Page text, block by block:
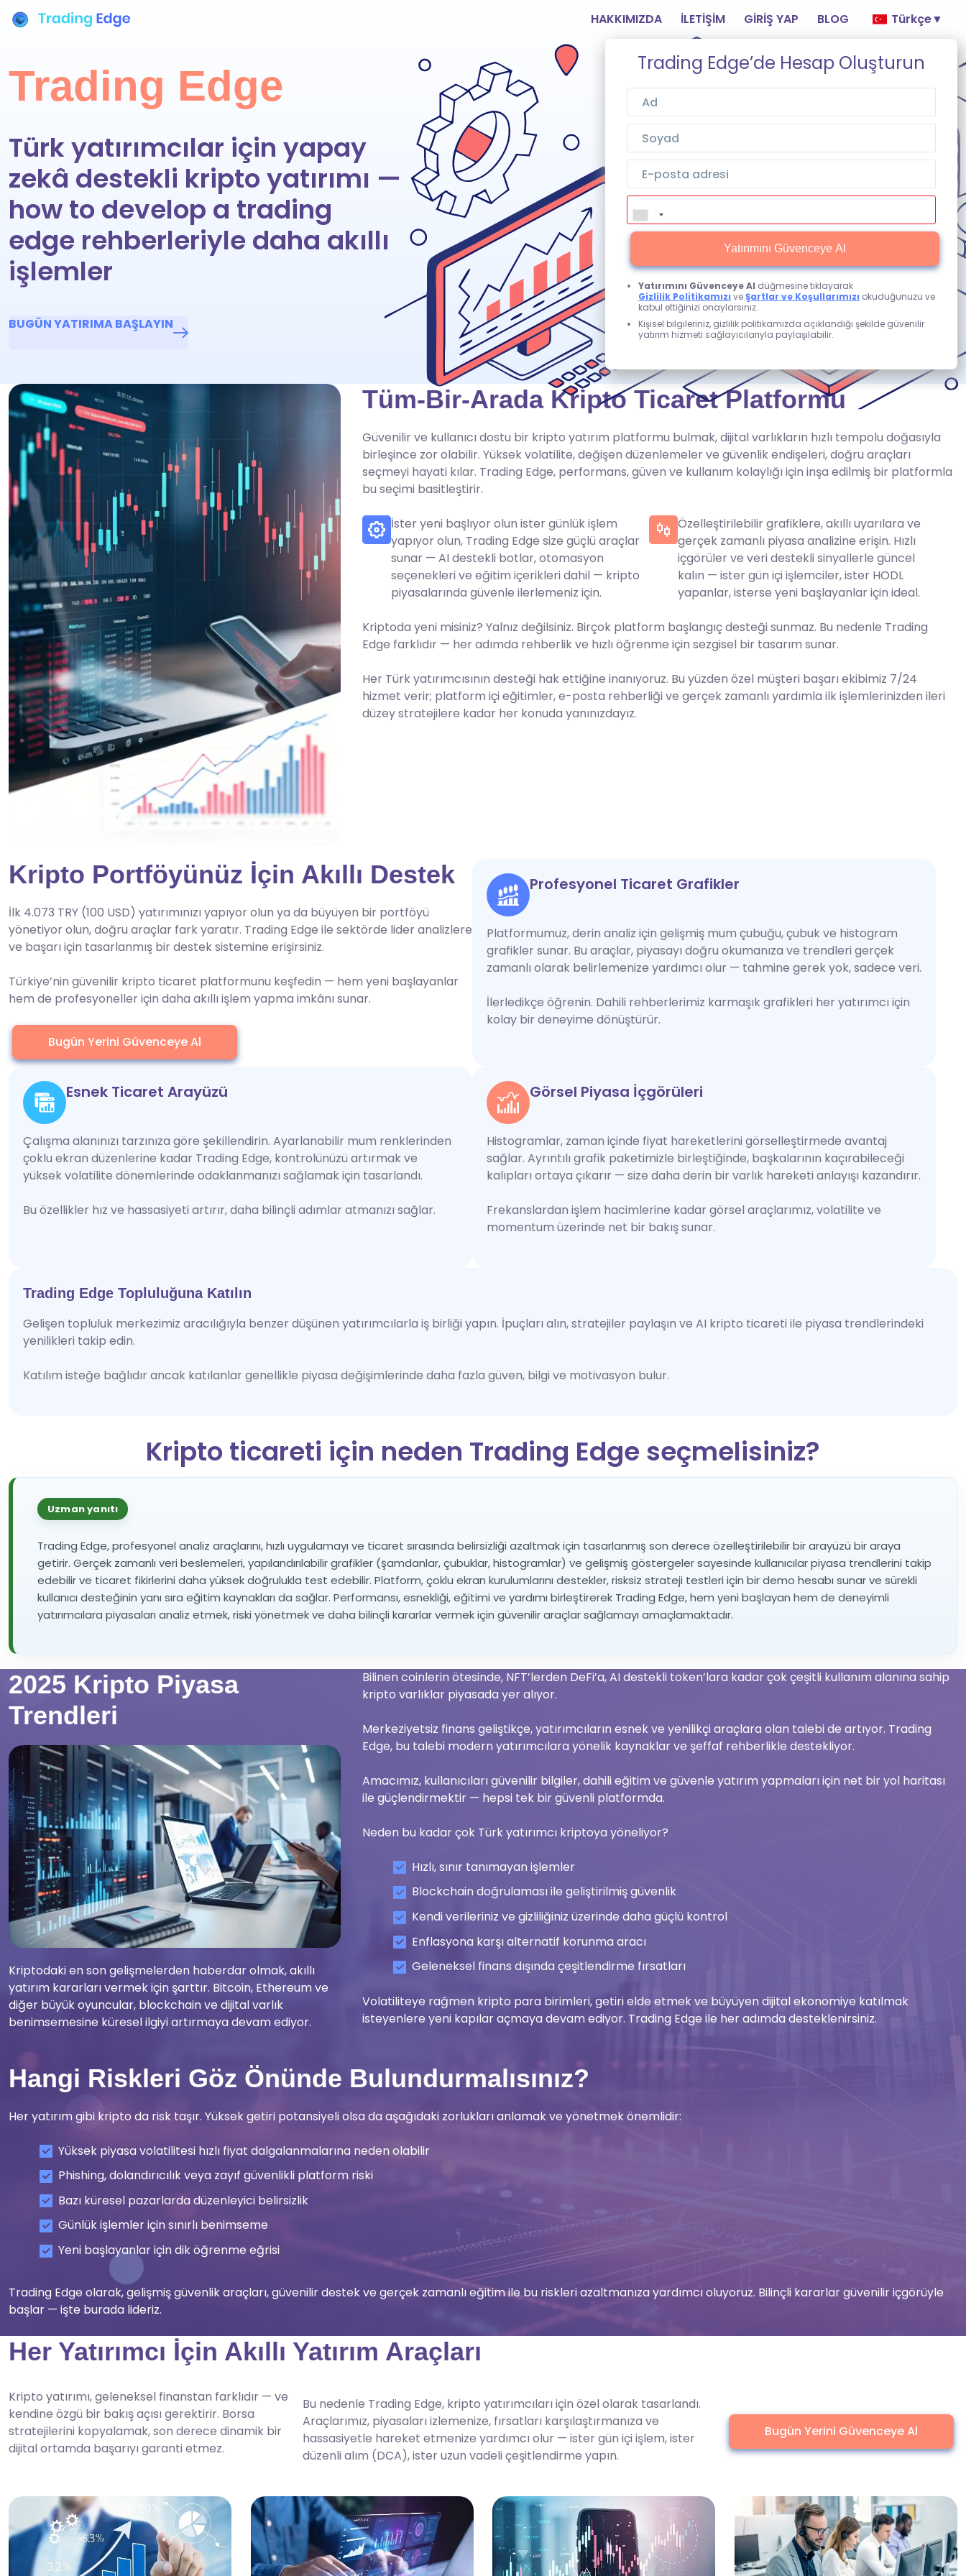
HAKKIMIZDA İLETIŞIM GIRIŞ YAP BLOG Türkçe▼
Trading Edge
Türk yatırımcılar için yapay
zekâ destekli kripto yatırımı —
how to develop a trading
edge rehberleriyle daha akıllı
işlemler
BUGÜN YATIRIMA BAŞLAYIN
Trading Edge’de Hesap Oluşturun
Yatırımını Güvenceye Al
Yatırımını Güvenceye Al düğmesine tıklayarak
Gizlilik Politikamızı veŞartlar ve Koşullarımızı okuduğunuzu ve
kabul ettiğinizi onaylarsınız.
Kişisel bilgileriniz, gizlilik politikamızda açıklandığı şekilde güvenilir
yatırım hizmeti sağlayıcılarıyla paylaşılabilir.
Tüm-Bir-Arada Kripto Ticaret Platformu
Güvenilir ve kullanıcı dostu bir kripto yatırım platformu bulmak, dijital varlıkların hızlı tempolu doğasıyla
birleşince zor olabilir. Yüksek volatilite, değişen düzenlemeler ve güvenlik endişeleri, doğru araçları
seçmeyi hayati kılar. Trading Edge, performans, güven ve kullanım kolaylığı için inşa edilmiş bir platformla
bu seçimi basitleştirir.
İster yeni başlıyor olun ister günlük işlem
yapıyor olun, Trading Edge size güçlü araçlar
sunar — AI destekli botlar, otomasyon
seçenekleri ve eğitim içerikleri dahil — kripto
piyasalarında güvenle ilerlemeniz için.
Özelleştirilebilir grafiklere, akıllı uyarılara ve
gerçek zamanlı piyasa analizine erişin. Hızlı
içgörüler ve veri destekli sinyallerle güncel
kalın — ister gün içi işlemciler, ister HODL
yapanlar, isterse yeni başlayanlar için ideal.
Kriptoda yeni misiniz? Yalnız değilsiniz. Birçok platform başlangıç desteği sunmaz. Bu nedenle Trading
Edge farklıdır — her adımda rehberlik ve hızlı öğrenme için sezgisel bir tasarım sunar.
Her Türk yatırımcısının desteği hak ettiğine inanıyoruz. Bu yüzden özel müşteri başarı ekibimiz 7/24
hizmet verir; platform içi eğitimler, e-posta rehberliği ve gerçek zamanlı yardımla ilk işlemlerinizden ileri
düzey stratejilere kadar her konuda yanınızdayız.
Kripto Portföyünüz İçin Akıllı Destek
İlk 4.073 TRY (100 USD) yatırımınızı yapıyor olun ya da büyüyen bir portföyü
yönetiyor olun, doğru araçlar fark yaratır. Trading Edge ile sektörde lider analizlere
ve başarı için tasarlanmış bir destek sistemine erişirsiniz.
Türkiye’nin güvenilir kripto ticaret platformunu keşfedin — hem yeni başlayanlar
hem de profesyoneller için daha akıllı işlem yapma imkânı sunar.
Bugün Yerini Güvenceye Al
Profesyonel Ticaret Grafikler
Platformumuz, derin analiz için gelişmiş mum çubuğu, çubuk ve histogram
grafikler sunar. Bu araçlar, piyasayı doğru okumanıza ve trendleri gerçek
zamanlı olarak belirlemenize yardımcı olur — tahmine gerek yok, sadece veri.
İlerledikçe öğrenin. Dahili rehberlerimiz karmaşık grafikleri her yatırımcı için
kolay bir deneyime dönüştürür.
Esnek Ticaret Arayüzü
Çalışma alanınızı tarzınıza göre şekillendirin. Ayarlanabilir mum renklerinden
çoklu ekran düzenlerine kadar Trading Edge, kontrolünüzü artırmak ve
yüksek volatilite dönemlerinde odaklanmanızı sağlamak için tasarlandı.
Bu özellikler hız ve hassasiyeti artırır, daha bilinçli adımlar atmanızı sağlar.
Görsel Piyasa İçgörüleri
Histogramlar, zaman içinde fiyat hareketlerini görselleştirmede avantaj
sağlar. Ayrıntılı grafik paketimizle birleştiğinde, başkalarının kaçırabileceği
kalıpları ortaya çıkarır — size daha derin bir varlık hareketi anlayışı kazandırır.
Frekanslardan işlem hacimlerine kadar görsel araçlarımız, volatilite ve
momentum üzerinde net bir bakış sunar.
Trading Edge Topluluğuna Katılın
Gelişen topluluk merkezimiz aracılığıyla benzer düşünen yatırımcılarla iş birliği yapın. İpuçları alın, stratejiler paylaşın ve AI kripto ticareti ile piyasa trendlerindeki
yenilikleri takip edin.
Katılım isteğe bağlıdır ancak katılanlar genellikle piyasa değişimlerinde daha fazla güven, bilgi ve motivasyon bulur.
Kripto ticareti için neden Trading Edge seçmelisiniz?
Uzman yanıtı
Trading Edge, profesyonel analiz araçlarını, hızlı uygulamayı ve ticaret sırasında belirsizliği azaltmak için tasarlanmış son derece özelleştirilebilir bir arayüzü bir araya
getirir. Gerçek zamanlı veri beslemeleri, yapılandırılabilir grafikler (şamdanlar, çubuklar, histogramlar) ve gelişmiş göstergeler sayesinde kullanıcılar piyasa trendlerini takip
edebilir ve ticaret fikirlerini daha yüksek doğrulukla test edebilir. Platform, çoklu ekran kurulumlarını destekler, risksiz strateji testleri için bir demo hesabı sunar ve sürekli
kullanıcı desteğinin yanı sıra eğitim kaynakları da sağlar. Performansı, esnekliği, eğitimi ve yardımı birleştirerek Trading Edge, hem yeni başlayan hem de deneyimli
yatırımcılara piyasaları analiz etmek, riski yönetmek ve daha bilinçli kararlar vermek için güvenilir araçlar sağlamayı amaçlamaktadır.
2025 Kripto Piyasa
Trendleri
Kriptodaki en son gelişmelerden haberdar olmak, akıllı
yatırım kararları vermek için şarttır. Bitcoin, Ethereum ve
diğer büyük oyuncular, blockchain ve dijital varlık
benimsemesine küresel ilgiyi artırmaya devam ediyor.
Bilinen coinlerin ötesinde, NFT’lerden DeFi’a, AI destekli token’lara kadar çok çeşitli kullanım alanına sahip
kripto varlıklar piyasada yer alıyor.
Merkeziyetsiz finans geliştikçe, yatırımcıların esnek ve yenilikçi araçlara olan talebi de artıyor. Trading
Edge, bu talebi modern yatırımcılara yönelik kaynaklar ve şeffaf rehberlikle destekliyor.
Amacımız, kullanıcıları güvenilir bilgiler, dahili eğitim ve güvenle yatırım yapmaları için net bir yol haritası
ile güçlendirmektir — hepsi tek bir güvenli platformda.
Neden bu kadar çok Türk yatırımcı kriptoya yöneliyor?
Hızlı, sınır tanımayan işlemler
Blockchain doğrulaması ile geliştirilmiş güvenlik
Kendi verileriniz ve gizliliğiniz üzerinde daha güçlü kontrol
Enflasyona karşı alternatif korunma aracı
Geleneksel finans dışında çeşitlendirme fırsatları
Volatiliteye rağmen kripto para birimleri, getiri elde etmek ve büyüyen dijital ekonomiye katılmak
isteyenlere yeni kapılar açmaya devam ediyor. Trading Edge ile her adımda desteklenirsiniz.
Hangi Riskleri Göz Önünde Bulundurmalısınız?
Her yatırım gibi kripto da risk taşır. Yüksek getiri potansiyeli olsa da aşağıdaki zorlukları anlamak ve yönetmek önemlidir:
Yüksek piyasa volatilitesi hızlı fiyat dalgalanmalarına neden olabilir
Phishing, dolandırıcılık veya zayıf güvenlikli platform riski
Bazı küresel pazarlarda düzenleyici belirsizlik
Günlük işlemler için sınırlı benimseme
Yeni başlayanlar için dik öğrenme eğrisi
Trading Edge olarak, gelişmiş güvenlik araçları, güvenilir destek ve gerçek zamanlı eğitim ile bu riskleri azaltmanıza yardımcı oluyoruz. Bilinçli kararlar güvenilir içgörüyle
başlar — işte burada lideriz.
Her Yatırımcı İçin Akıllı Yatırım Araçları
Kripto yatırımı, geleneksel finanstan farklıdır — ve
kendine özgü bir bakış açısı gerektirir. Borsa
stratejilerini kopyalamak, son derece dinamik bir
dijital ortamda başarıyı garanti etmez.
Bu nedenle Trading Edge, kripto yatırımcıları için özel olarak tasarlandı.
Araçlarımız, piyasaları izlemenize, fırsatları karşılaştırmanıza ve
hassasiyetle hareket etmenize yardımcı olur — ister gün içi işlem, ister
düzenli alım (DCA), ister uzun vadeli çeşitlendirme yapın.
Bugün Yerini Güvenceye Al